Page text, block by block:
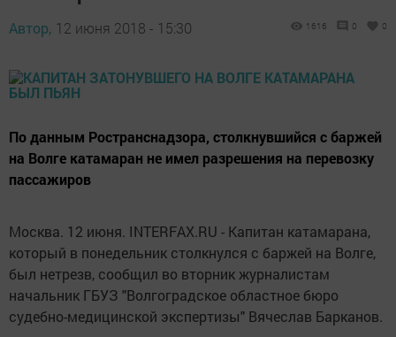
Автор, 12 июня 2018 - 15:30 1616 0 0
По данным Ространснадзора, столкнувшийся с баржей
на Волге катамаран не имел разрешения на перевозку
пассажиров
Москва. 12 июня. INTERFAX.RU - Капитан катамарана,
который в понедельник столкнулся с баржей на Волге,
был нетрезв, сообщил во вторник журналистам
начальник ГБУЗ "Волгоградское областное бюро
судебно-медицинской экспертизы" Вячеслав Барканов.